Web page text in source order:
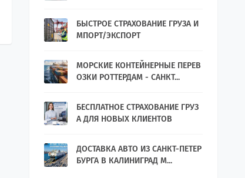
БЫСТРОЕ СТРАХОВАНИЕ ГРУЗА И
МПОРТ/ЭКСПОРТ
МОРСКИЕ КОНТЕЙНЕРНЫЕ ПЕРЕВ
ОЗКИ РОТТЕРДАМ - САНКТ...
БЕСПЛАТНОЕ СТРАХОВАНИЕ ГРУЗ
А ДЛЯ НОВЫХ КЛИЕНТОВ
ДОСТАВКА АВТО ИЗ САНКТ-ПЕТЕР
БУРГА В КАЛИНИГРАД М...